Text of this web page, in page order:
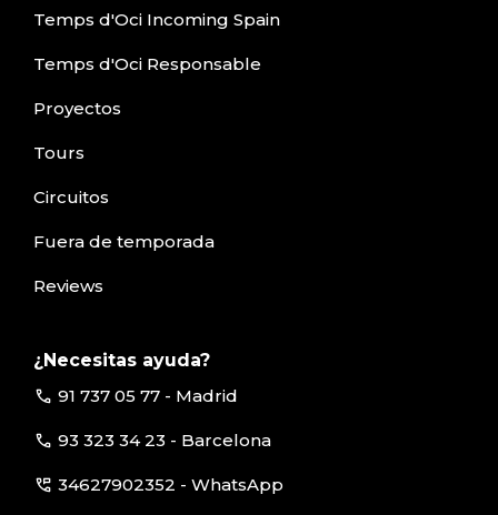
Temps d'Oci Incoming Spain
Temps d'Oci Responsable
Proyectos
Tours
Circuitos
Fuera de temporada
Reviews
¿Necesitas ayuda?
call 91 737 05 77 - Madrid
call 93 323 34 23 - Barcelona
perm_phone_msg 34627902352 - WhatsApp